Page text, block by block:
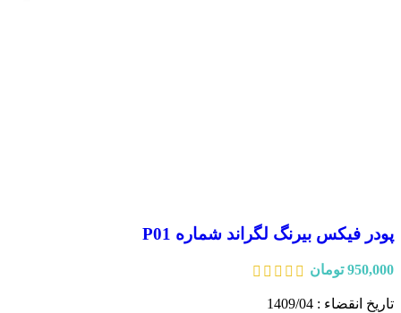
پودر فیکس بیرنگ لگراند شماره P01
950,000 تومان
تاریخ انقضاء : 1409/04